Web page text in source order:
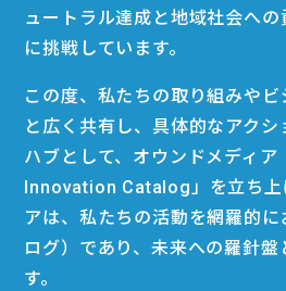
ュートラル達成と地域社会へ
に挑戦しています。
この度、私たちの取り組みや
と広く共有し、具体的なアク
ハブとして、オウンドメディア
Innovation Catalog」を立ち上
アは、私たちの活動を網羅的
ログ）であり、未来への羅針
す。